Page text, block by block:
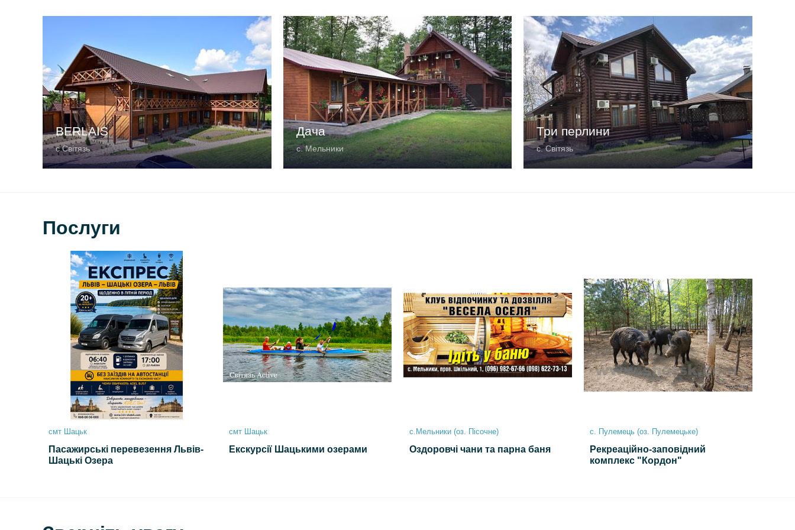
BERLAIS
с.Світязь
Дача
с. Мельники
Три перлини
с. Світязь
Послуги
смт Шацьк
Пасажирські перевезення Львів-
Шацькі Озера
смт Шацьк
Екскурсії Шацькими озерами
с.Мельники (оз. Пісочне)
Оздоровчі чани та парна баня
с. Пулемець (оз. Пулемецьке)
Рекреаційно-заповідний
комплекс "Кордон"